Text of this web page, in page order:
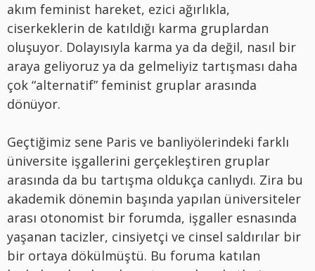
akım feminist hareket, ezici ağırlıkla,
ciserkeklerin de katıldığı karma gruplardan
oluşuyor. Dolayısıyla karma ya da değil, nasıl bir
araya geliyoruz ya da gelmeliyiz tartışması daha
çok “alternatif” feminist gruplar arasında
dönüyor.
Geçtiğimiz sene Paris ve banliyölerindeki farklı
üniversite işgallerini gerçekleştiren gruplar
arasında da bu tartışma oldukça canlıydı. Zira bu
akademik dönemin başında yapılan üniversiteler
arası otonomist bir forumda, işgaller esnasında
yaşanan tacizler, cinsiyetçi ve cinsel saldırılar bir
bir ortaya dökülmüştü. Bu foruma katılan